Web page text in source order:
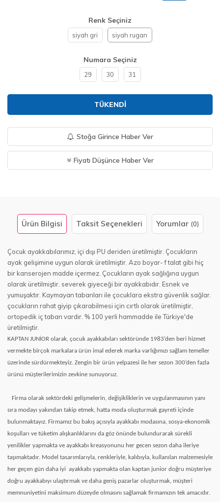
Renk Seçiniz
siyah gri siyah rugan
Numara Seçiniz
29 30 31
TÜKENDI
Stoğa Girince Haber Ver
Fiyatı Düşünce Haber Ver
Ürün Bilgisi Taksit Seçenekleri Yorumlar (0)
Çocuk ayakkabılarımız, içi dışı PU deriden üretilmiştir. Çocukların
ayak gelişimine uygun olarak üretilmiştir. Azo boyar- f talat gibi hiç
bir kanserojen madde içermez. Çocukların ayak sağlığına uygun
olarak üretilmiştir. severek giyeceği bir ayakkabıdır. Esnek ve
yumuşaktır. Kaymayan tabanları ile çocuklara ekstra güvenlik sağlar.
çocukların rahat giyip çıkarabilmesi için cırtlı olarak üretilmiştir,
ortopedik iç taban vardır. % 100 yerli hammadde ile Türkiye'de
üretilmiştir.
KAPTAN JUNİOR olarak, çocuk ayakkabıları sektöründe 1983’den beri hizmet
vermekte birçok markalara ürün imal ederek marka varlığımızı sağlam temeller
üzerinde sürdürmekteyiz. Zengin bir ürün yelpazesi ile her sezon 300’den fazla
ürünü müşterilerimizin zevkine sunuyoruz.
Firma olarak sektördeki gelişmelerin, değişikliklerin ve uygulanmasının yanı
sıra modayı yakından takip etmek, hatta moda oluşturmak gayreti içinde
bulunmaktayız. Firmamız bu bakış açısıyla ayakkabı modasına, sosya-ekonomik
koşulları ve tüketim alışkanlıklarını da göz önünde bulundurarak sürekli
yenilikler yapmakta ve ayakkabı kreasyonunu her gecen sezon daha ileriye
taşımaktadır. Model tasarımlarıyla, renkleriyle, kalıbıyla, kullanılan malzemesiyle
her geçen gün daha iyi ayakkabı yapmakta olan kaptan junior doğru müşteriye
doğru ayakkabıyı ulaştırmak ve daha geniş pazarlar oluşturmak, müşteri
memnuniyetini maksimum düzeyde olmasını sağlamak firmamızın tek amacıdır.